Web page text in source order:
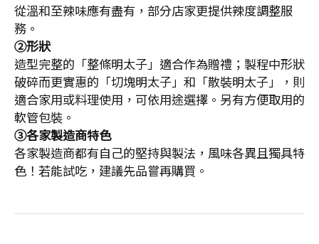
從溫和至辣味應有盡有，部分店家更提供辣度調整服
務。
②形狀
造型完整的「整條明太子」適合作為贈禮；製程中形狀
破碎而更實惠的「切塊明太子」和「散裝明太子」，則
適合家用或料理使用，可依用途選擇。另有方便取用的
軟管包裝。
③各家製造商特色
各家製造商都有自己的堅持與製法，風味各異且獨具特
色！若能試吃，建議先品嘗再購買。